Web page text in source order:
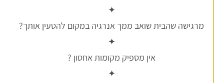
✦
מרגישה שהבית שואב ממך אנרגיה במקום להטעין אותך?
✦
אין מספיק מקומות אחסון ?
✦